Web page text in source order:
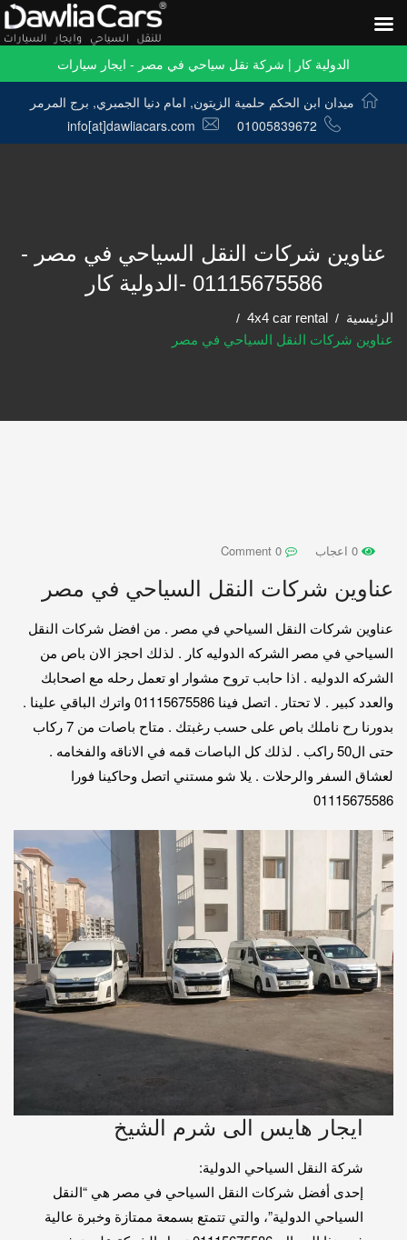
الدولية كار | شركة نقل سياحي في مصر - ايجار سيارات
ميدان ابن الحكم حلمية الزيتون, امام دنيا الجمبري, برج المرمر
01005839672
info[at]dawliacars.com
عناوين شركات النقل السياحي في مصر -
01115675586 -الدولية كار
الرئيسية
4x4 car rental
عناوين شركات النقل السياحي في مصر
عناوين شركات النقل السياحي في مصر
عناوين شركات النقل السياحي في مصر . من افضل شركات النقل
السياحي في مصر الشركه الدوليه كار . لذلك احجز الان باص من
الشركه الدوليه . اذا حابب تروح مشوار او تعمل رحله مع اصحابك
والعدد كبير . لا تحتار . اتصل فينا 01115675586 واترك الباقي علينا .
بدورنا رح ناملك باص على حسب رغبتك . متاح باصات من 7 ركاب
حتى ال50 راكب . لذلك كل الباصات قمه في الاناقه والفخامه .
لعشاق السفر والرحلات . يلا شو مستني اتصل وحاكينا فورا
01115675586
ايجار هايس الى شرم الشيخ
شركة النقل السياحي الدولية:
إحدى أفضل شركات النقل السياحي في مصر هي “النقل
السياحي الدولية”، والتي تتمتع بسمعة ممتازة وخبرة عالية